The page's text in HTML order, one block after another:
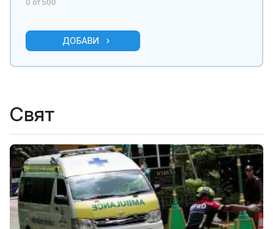
0 от 500
ДОБАВИ
Свят